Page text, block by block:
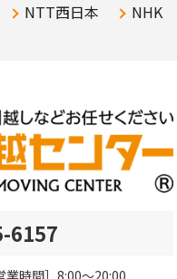
NTT西日本 NHK
6157
業時間］8:00～20:00